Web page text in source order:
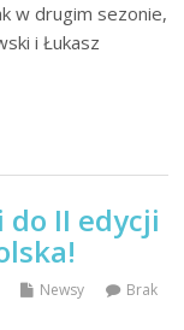
w drugim sezonie,
i Łukasz
do II edycji
Newsy
Brak